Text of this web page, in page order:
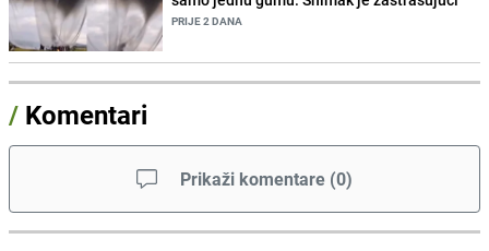
PRIJE 2 DANA
/ Komentari
Prikaži komentare (0)